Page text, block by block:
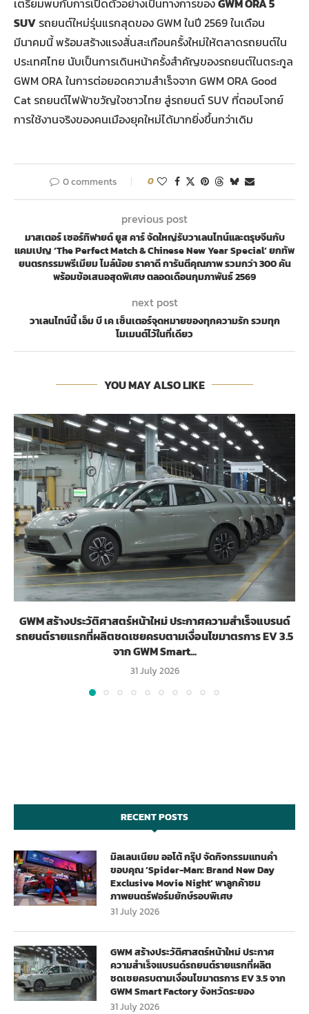
เตรียมพบกับการเปิดตัวอย่างเป็นทางการของGWM ORA 5
SUV รถยนต์ใหม่รุ่นแรกสุดของ GWM ในปี 2569 ในเดือน
มีนาคมนี้ พร้อมสร้างแรงสั่นสะเทือนครั้งใหม่ให้ตลาดรถยนต์ใน
ประเทศไทย นับเป็นการเดินหน้าครั้งสำคัญของรถยนต์ในตระกูล
GWM ORA ในการต่อยอดความสำเร็จจาก GWM ORA Good
Cat รถยนต์ไฟฟ้าขวัญใจชาวไทย สู่รถยนต์ SUV ที่ตอบโจทย์
การใช้งานจริงของคนเมืองยุคใหม่ได้มากยิ่งขึ้นกว่าเดิม
0 comments 0
previous post
มาสเตอร์ เซอร์ทิฟายด์ ยูส คาร์ จัดใหญ่รับวาเลนไทน์และตรุษจีนกับ
แคมเปญ ‘The Perfect Match & Chinese New Year Special’ ยกทัพ
ยนตรกรรมพรีเมียม ไมล์น้อย ราคาดี การันตีคุณภาพ รวมกว่า 300 คัน
พร้อมข้อเสนอสุดพิเศษ ตลอดเดือนกุมภาพันธ์ 2569
next post
วาเลนไทน์นี้ เอ็ม บี เค เซ็นเตอร์จุดหมายของทุกความรัก รวมทุก
โมเมนต์ไว้ในที่เดียว
YOU MAY ALSO LIKE
GWM สร้างประวัติศาสตร์หน้าใหม่ ประกาศความสำเร็จแบรนด์
รถยนต์รายแรกที่ผลิตชดเชยครบตามเงื่อนไขมาตรการ EV 3.5
จาก GWM Smart...
31 July 2026
RECENT POSTS
มิลเลนเนียม ออโต้ กรุ๊ป จัดกิจกรรมแทนคำ
ขอบคุณ ‘Spider-Man: Brand New Day
Exclusive Movie Night’ พาลูกค้าชม
ภาพยนตร์ฟอร์มยักษ์รอบพิเศษ
31 July 2026
GWM สร้างประวัติศาสตร์หน้าใหม่ ประกาศ
ความสำเร็จแบรนด์รถยนต์รายแรกที่ผลิต
ชดเชยครบตามเงื่อนไขมาตรการ EV 3.5 จาก
GWM Smart Factory จังหวัดระยอง
31 July 2026